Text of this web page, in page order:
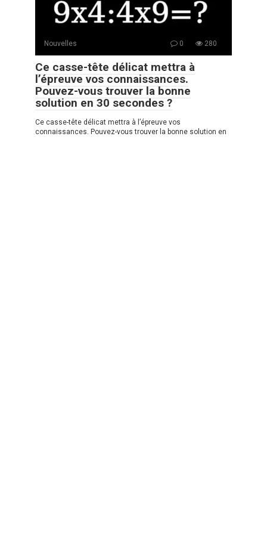
Nouvelles 0 280
Ce casse-tête délicat mettra à
l’épreuve vos connaissances.
Pouvez-vous trouver la bonne
solution en 30 secondes ?
Ce casse-tête délicat mettra à l’épreuve vos
connaissances. Pouvez-vous trouver la bonne solution en